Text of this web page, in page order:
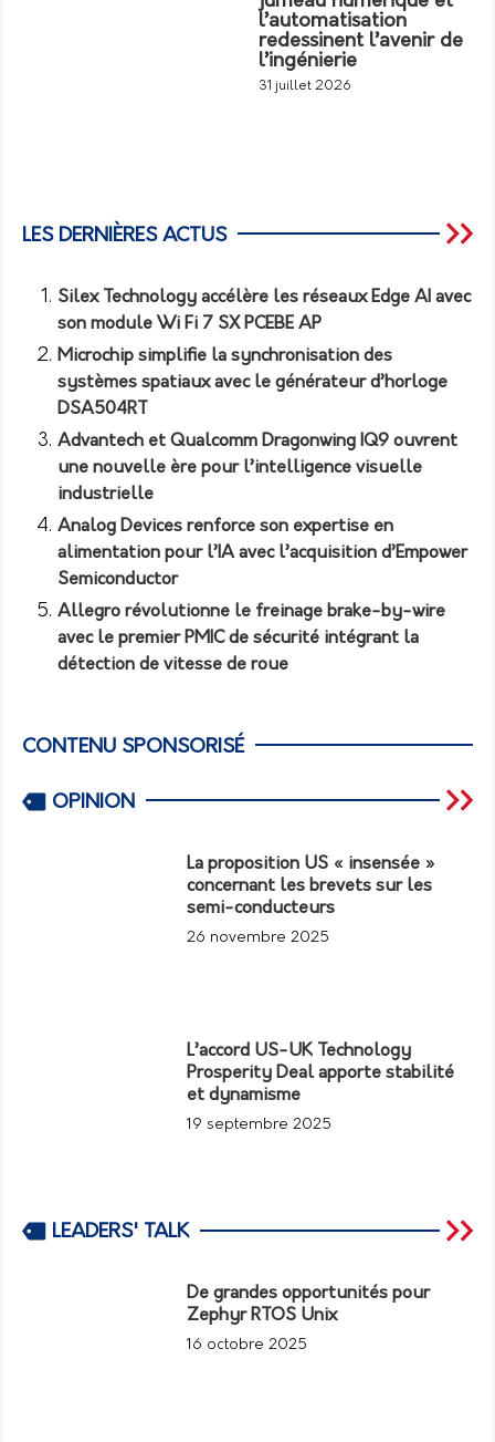
l’automatisation
redessinent l’avenir de
l’ingénierie
31 juillet 2026
LES DERNIÈRES ACTUS
Silex Technology accélère les réseaux Edge AI avec
son module Wi Fi 7 SX PCEBE AP
Microchip simplifie la synchronisation des
systèmes spatiaux avec le générateur d’horloge
DSA504RT
Advantech et Qualcomm Dragonwing IQ9 ouvrent
une nouvelle ère pour l’intelligence visuelle
industrielle
Analog Devices renforce son expertise en
alimentation pour l’IA avec l’acquisition d’Empower
Semiconductor
Allegro révolutionne le freinage brake-by-wire
avec le premier PMIC de sécurité intégrant la
détection de vitesse de roue
CONTENU SPONSORISÉ
OPINION
La proposition US « insensée »
concernant les brevets sur les
semi-conducteurs
26 novembre 2025
L’accord US-UK Technology
Prosperity Deal apporte stabilité
et dynamisme
19 septembre 2025
LEADERS' TALK
De grandes opportunités pour
Zephyr RTOS Unix
16 octobre 2025